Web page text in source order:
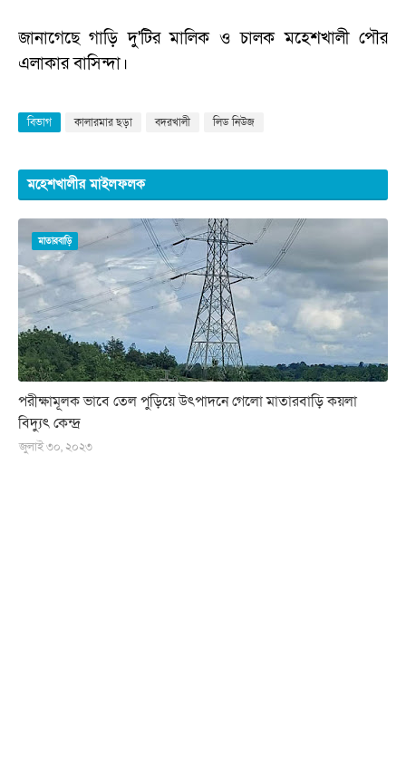
জানাগেছে গাড়ি দু'টির মালিক ও চালক মহেশখালী পৌর
এলাকার বাসিন্দা।
বিভাগ কালারমার ছড়া বদরখালী লিড নিউজ
মহেশখালীর মাইলফলক
মাতারবাড়ি
পরীক্ষামূলক ভাবে তেল পুড়িয়ে উৎপাদনে গেলো মাতারবাড়ি কয়লা
বিদ্যুৎ কেন্দ্র
জুলাই ৩০, ২০২৩